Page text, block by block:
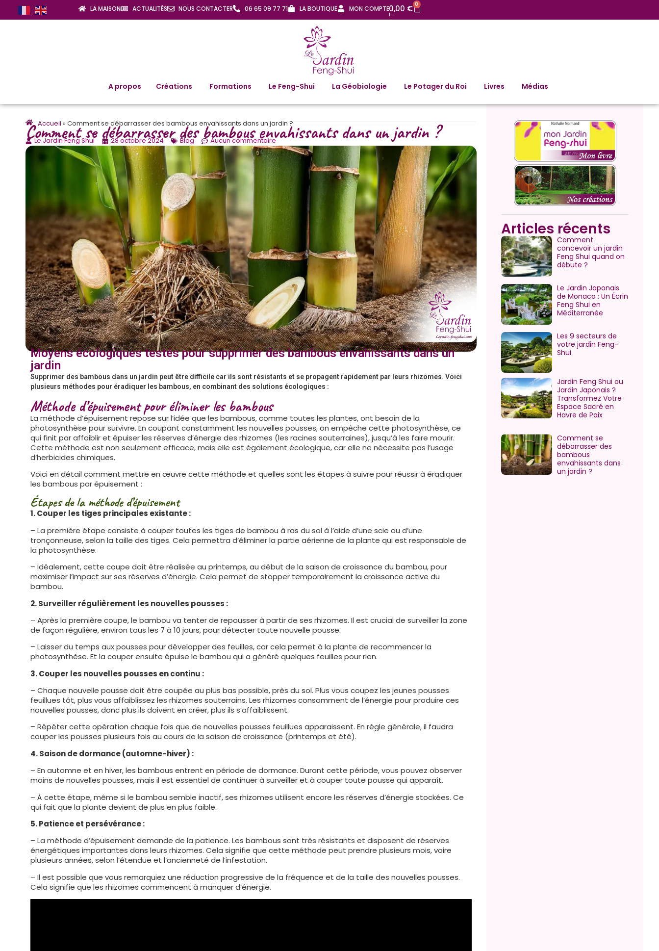
LA MAISON ACTUALITÉS NOUS CONTACTER 06 65 09 77 71 LA BOUTIQUE MON COMPTE0,00 € 0
A propos Créations Formations Le Feng-Shui La Géobiologie Le Potager du Roi Livres Médias
Accueil»Comment se débarrasser des bambous envahissants dans un jardin ?
Comment se débarrasser des bambous envahissants dans un jardin ?
Le Jardin Feng Shui 28 octobre 2024 Blog Aucun commentaire
Moyens écologiques testés pour supprimer des bambous envahissants dans un
jardin
Supprimer des bambous dans un jardin peut être difficile car ils sont résistants et se propagent rapidement par leurs rhizomes. Voici
plusieurs méthodes pour éradiquer les bambous, en combinant des solutions écologiques :
Méthode d’épuisement pour éliminer les bambous
La méthode d’épuisement repose sur l’idée que les bambous, comme toutes les plantes, ont besoin de la
photosynthèse pour survivre. En coupant constamment les nouvelles pousses, on empêche cette photosynthèse, ce
qui finit par affaiblir et épuiser les réserves d’énergie des rhizomes (les racines souterraines), jusqu’à les faire mourir.
Cette méthode est non seulement efficace, mais elle est également écologique, car elle ne nécessite pas l’usage
d’herbicides chimiques.
Voici en détail comment mettre en œuvre cette méthode et quelles sont les étapes à suivre pour réussir à éradiquer
les bambous par épuisement :
Étapes de la méthode d’épuisement
1.Couper les tiges principales existante :
– La première étape consiste à couper toutes les tiges de bambou à ras du sol à l’aide d’une scie ou d’une
tronçonneuse, selon la taille des tiges. Cela permettra d’éliminer la partie aérienne de la plante qui est responsable de
la photosynthèse.
– Idéalement, cette coupe doit être réalisée au printemps, au début de la saison de croissance du bambou, pour
maximiser l’impact sur ses réserves d’énergie. Cela permet de stopper temporairement la croissance active du
bambou.
2. Surveiller régulièrement les nouvelles pousses :
– Après la première coupe, le bambou va tenter de repousser à partir de ses rhizomes. Il est crucial de surveiller la zone
de façon régulière, environ tous les 7 à 10 jours, pour détecter toute nouvelle pousse.
– Laisser du temps aux pousses pour développer des feuilles, car cela permet à la plante de recommencer la
photosynthèse. Et la couper ensuite épuise le bambou qui a généré quelques feuilles pour rien.
3. Couper les nouvelles pousses en continu :
– Chaque nouvelle pousse doit être coupée au plus bas possible, près du sol. Plus vous coupez les jeunes pousses
feuillues tôt, plus vous affaiblissez les rhizomes souterrains. Les rhizomes consomment de l’énergie pour produire ces
nouvelles pousses, donc plus ils doivent en créer, plus ils s’affaiblissent.
– Répéter cette opération chaque fois que de nouvelles pousses feuillues apparaissent. En règle générale, il faudra
couper les pousses plusieurs fois au cours de la saison de croissance (printemps et été).
4. Saison de dormance (automne-hiver) :
– En automne et en hiver, les bambous entrent en période de dormance. Durant cette période, vous pouvez observer
moins de nouvelles pousses, mais il est essentiel de continuer à surveiller et à couper toute pousse qui apparaît.
– À cette étape, même si le bambou semble inactif, ses rhizomes utilisent encore les réserves d’énergie stockées. Ce
qui fait que la plante devient de plus en plus faible.
5. Patience et persévérance :
– La méthode d’épuisement demande de la patience. Les bambous sont très résistants et disposent de réserves
énergétiques importantes dans leurs rhizomes. Cela signifie que cette méthode peut prendre plusieurs mois, voire
plusieurs années, selon l’étendue et l’ancienneté de l’infestation.
– Il est possible que vous remarquiez une réduction progressive de la fréquence et de la taille des nouvelles pousses.
Cela signifie que les rhizomes commencent à manquer d’énergie.
Articles récents
Comment
concevoir un jardin
Feng Shui quand on
débute ?
Le Jardin Japonais
de Monaco : Un Écrin
Feng Shui en
Méditerranée
Les 9 secteurs de
votre jardin Feng-
Shui
Jardin Feng Shui ou
Jardin Japonais ?
Transformez Votre
Espace Sacré en
Havre de Paix
Comment se
débarrasser des
bambous
envahissants dans
un jardin ?